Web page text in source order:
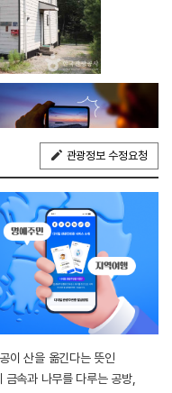
관광정보 수정요청
이 산을 옮긴다는 뜻인
속과 나무를 다루는 공방,